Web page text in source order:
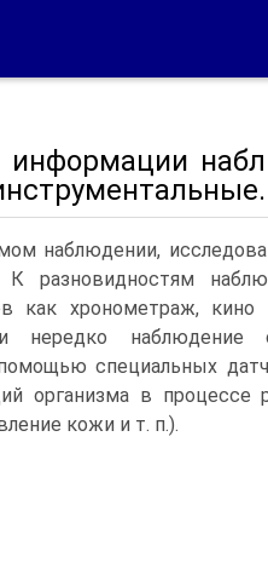
информации
наблюдении,
как хронометраж,
нередко наблюдение
специальных
организма в
кожи и т. п.).